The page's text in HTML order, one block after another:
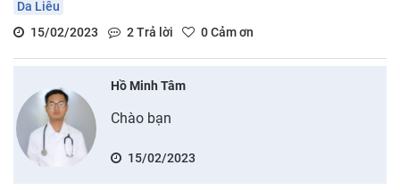
Da Liễu
15/02/2023
2Trả lời 0Cảm ơn
Hồ Minh Tâm
Chào bạn
15/02/2023